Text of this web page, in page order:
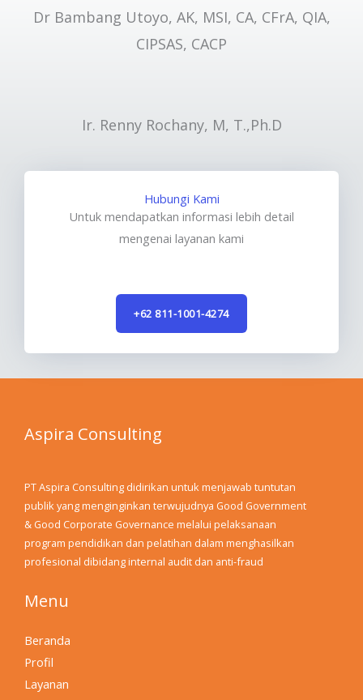
Dr Bambang Utoyo, AK, MSI, CA, CFrA, QIA,
CIPSAS, CACP
Ir. Renny Rochany, M, T.,Ph.D
Hubungi Kami
Untuk mendapatkan informasi lebih detail
mengenai layanan kami
+62 811-1001-4274
Aspira Consulting
PT Aspira Consulting didirikan untuk menjawab tuntutan
publik yang menginginkan terwujudnya Good Government
& Good Corporate Governance melalui pelaksanaan
program pendidikan dan pelatihan dalam menghasilkan
profesional dibidang internal audit dan anti-fraud
Menu
Beranda
Profil
Layanan